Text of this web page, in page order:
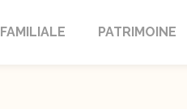
PATRIMOINE